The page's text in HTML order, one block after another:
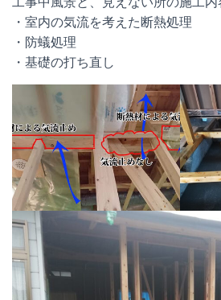
・室内の気流を考えた断熱処理
・防蟻処理
・基礎の打ち直し